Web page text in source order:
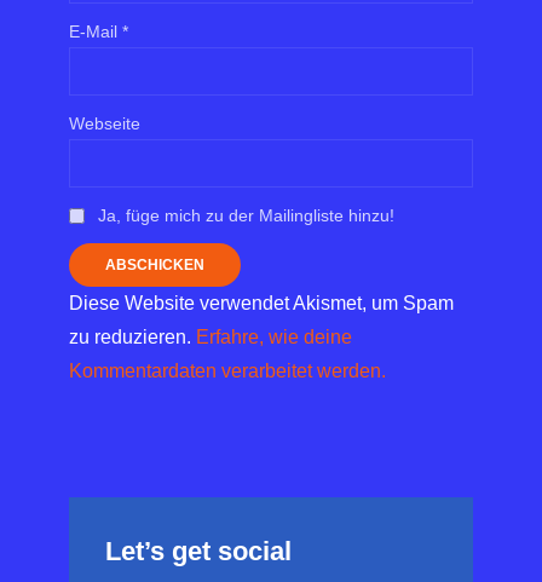
E-Mail *
Webseite
Ja, füge mich zu der Mailingliste hinzu!
Diese Website verwendet Akismet, um Spam
zu reduzieren. Erfahre, wie deine
Kommentardaten verarbeitet werden.
Let’s get social